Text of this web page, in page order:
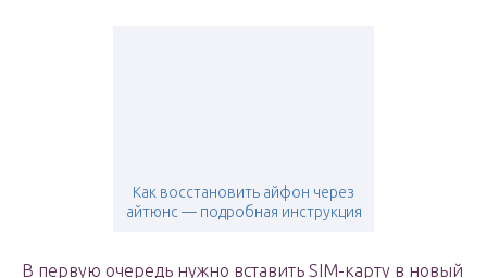
Как восстановить айфон через
айтюнс — подробная инструкция
В первую очередь нужно вставить SIM-карту в новый